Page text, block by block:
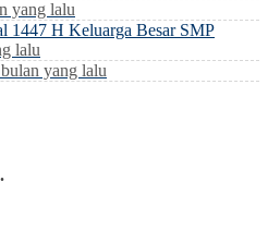
yang lalu
1447 H Keluarga Besar SMP
lalu
yang lalu